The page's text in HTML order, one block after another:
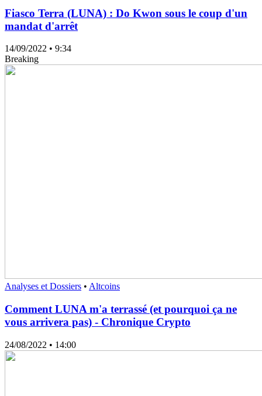
Fiasco Terra (LUNA) : Do Kwon sous le coup d'un
mandat d'arrêt
14/09/2022 • 9:34
Breaking
Analyses et Dossiers • Altcoins
Comment LUNA m'a terrassé (et pourquoi ça ne
vous arrivera pas) - Chronique Crypto
24/08/2022 • 14:00